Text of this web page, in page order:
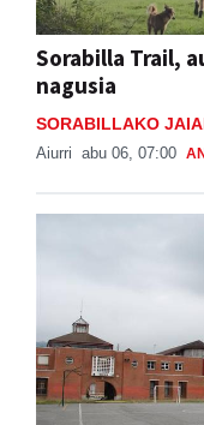
Sorabilla Trail,
nagusia
SORABILLAKO
Aiurri abu 06, 07:00